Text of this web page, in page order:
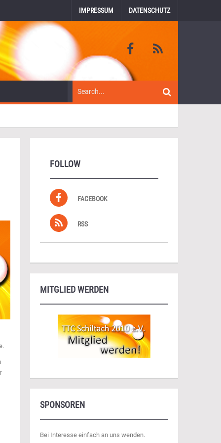
IMPRESSUM DATENSCHUTZ
FOLLOW
FACEBOOK
RSS
MITGLIED WERDEN
SPONSOREN
Bei Interesse einfach an uns wenden.